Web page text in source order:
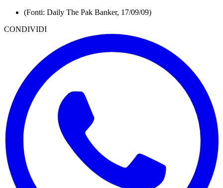
(Fonti: Daily The Pak Banker, 17/09/09)
CONDIVIDI